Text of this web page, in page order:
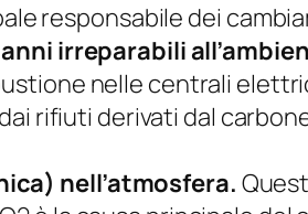
responsabile dei
irreparabili
nelle centrali
rifiuti derivati dal
nell’atmosfera.